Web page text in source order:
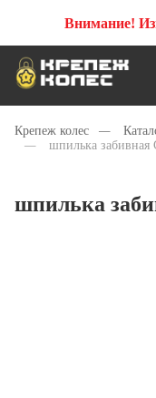
Внимание!
Крепеж колес —
—
шпилька забивная
шпилька